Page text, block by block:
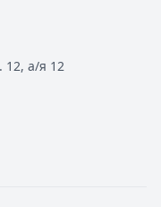
12, а/я 12